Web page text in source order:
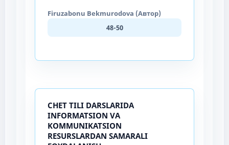
Firuzabonu Bekmurodova (Автор)
48-50
CHET TILI DARSLARIDA
INFORMATSION VA
KOMMUNIKATSION
RESURSLARDAN SAMARALI